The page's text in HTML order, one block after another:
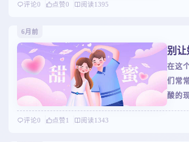
事。
边坐
非常
举止
了个
妻，
理念
期累
的分
中提
评论0 点赞0 阅读1395
6月前
别让
无实
在这
们常
酸的
住在
评论0 点赞1 阅读1343